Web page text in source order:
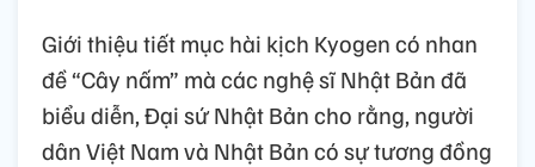
Giới thiệu tiết mục hài kịch Kyogen có nhan
đề “Cây nấm” mà các nghệ sĩ Nhật Bản đã
biểu diễn, Đại sứ Nhật Bản cho rằng, người
dân Việt Nam và Nhật Bản có sự tương đồng